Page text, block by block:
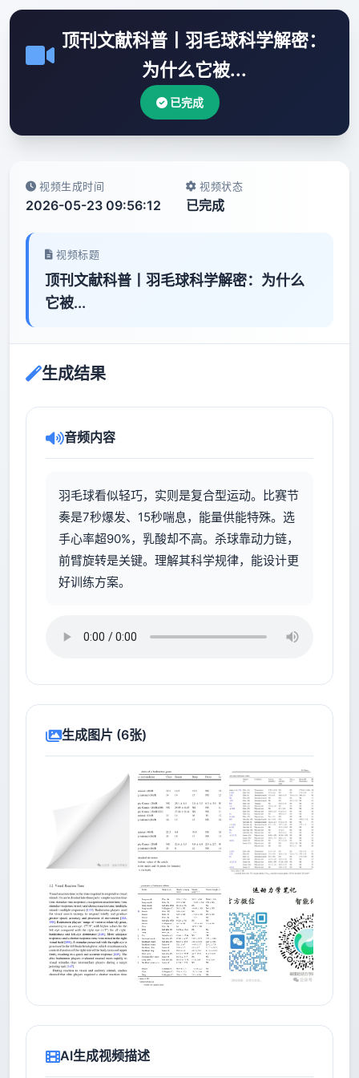
顶刊文献科普丨羽毛球科学解密：
为什么它被...
已完成
视频生成时间
2026-05-23 09:56:12
视频状态
已完成
视频标题
顶刊文献科普丨羽毛球科学解密：为什么
它被...
生成结果
音频内容
羽毛球看似轻巧，实则是复合型运动。比赛节
奏是7秒爆发、15秒喘息，能量供能特殊。选
手心率超90%，乳酸却不高。杀球靠动力链，
前臂旋转是关键。理解其科学规律，能设计更
好训练方案。
生成图片 (6张)
AI生成视频描述